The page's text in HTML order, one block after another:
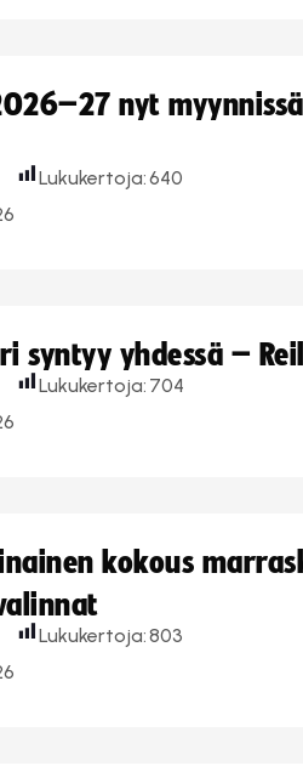
nyt
Lukukertoja:640
syntyy yhdessä –
Lukukertoja: 704
kokous
Lukukertoja:803